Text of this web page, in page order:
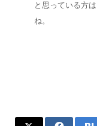
と思っている方
ね。